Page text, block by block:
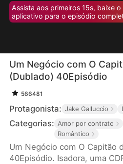
Assista aos primeiros 15s, baixe o
aplicativo para o episódio
Um Negócio com O
(Dublado) 40Episódio
566481
Protagonista: Jake Galluccio
Categorias: Amor por contrato
Romântico
Um Negócio com O Capitão
40Episódio. Isadora, uma